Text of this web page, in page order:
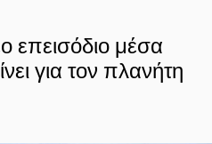
επεισόδιο μέσα
για τον πλανήτη